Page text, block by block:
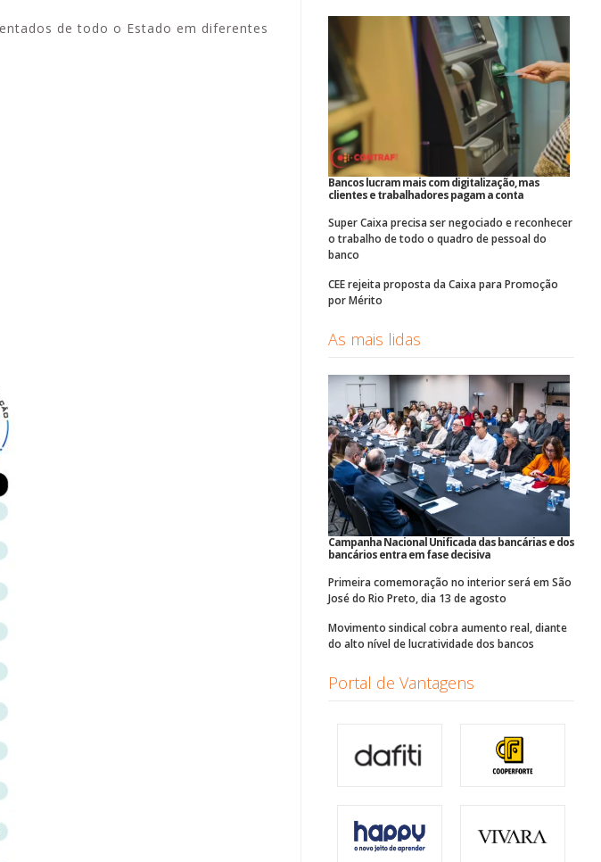
de todo o Estado em diferentes
Bancos lucram mais com digitalização, mas
clientes e trabalhadores pagam a conta
Super Caixa precisa ser negociado e reconhecer
o trabalho de todo o quadro de pessoal do
banco
CEE rejeita proposta da Caixa para Promoção
por Mérito
As mais lidas
Campanha Nacional Unificada das bancárias e dos
bancários entra em fase decisiva
Primeira comemoração no interior será em São
José do Rio Preto, dia 13 de agosto
Movimento sindical cobra aumento real, diante
do alto nível de lucratividade dos bancos
Portal de Vantagens